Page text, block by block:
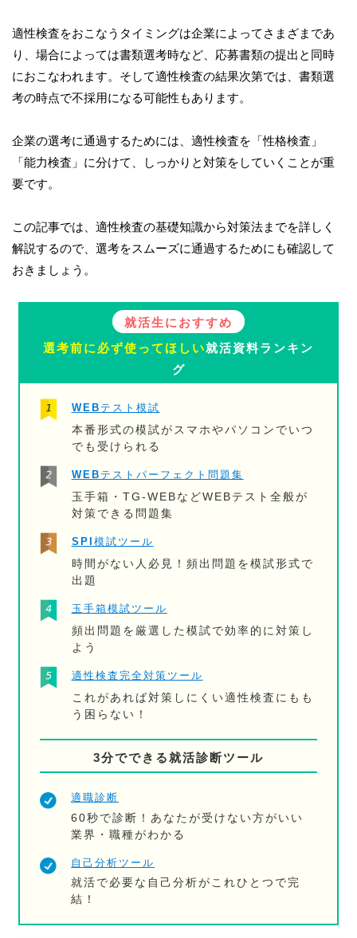
適性検査をおこなうタイミングは企業によってさまざまであ
り、場合によっては書類選考時など、応募書類の提出と同時
におこなわれます。そして適性検査の結果次第では、書類選
考の時点で不採用になる可能性もあります。
企業の選考に通過するためには、適性検査を「性格検査」
「能力検査」に分けて、しっかりと対策をしていくことが重
要です。
この記事では、適性検査の基礎知識から対策法までを詳しく
解説するので、選考をスムーズに通過するためにも確認して
おきましょう。
就活生におすすめ
選考前に必ず使ってほしい就活資料ランキン
グ
WEBテスト模試
本番形式の模試がスマホやパソコンでいつ
でも受けられる
WEBテストパーフェクト問題集
玉手箱・TG-WEBなどWEBテスト全般が
対策できる問題集
SPI模試ツール
時間がない人必見！頻出問題を模試形式で
出題
玉手箱模試ツール
頻出問題を厳選した模試で効率的に対策し
よう
適性検査完全対策ツール
これがあれば対策しにくい適性検査にもも
う困らない！
3分でできる就活診断ツール
適職診断
60秒で診断！あなたが受けない方がいい
業界・職種がわかる
自己分析ツール
就活で必要な自己分析がこれひとつで完
結！